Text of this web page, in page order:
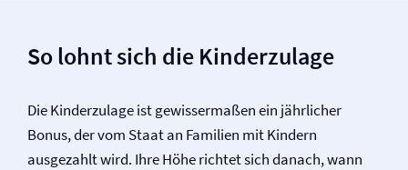
So lohnt sich die Kinderzulage
Die Kinderzulage ist gewissermaßen ein jährlicher
Bonus, der vom Staat an Familien mit Kindern
ausgezahlt wird. Ihre Höhe richtet sich danach, wann